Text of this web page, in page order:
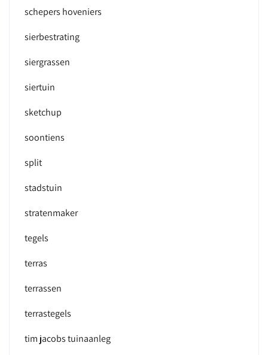
schepers hoveniers
sierbestrating
siergrassen
siertuin
sketchup
soontiens
split
stadstuin
stratenmaker
tegels
terras
terrassen
terrastegels
tim jacobs tuinaanleg